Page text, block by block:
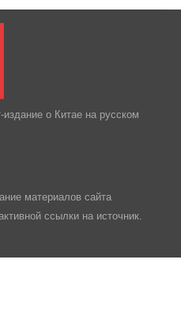
о Китае на русском
материалов сайта
ссылки на источник.